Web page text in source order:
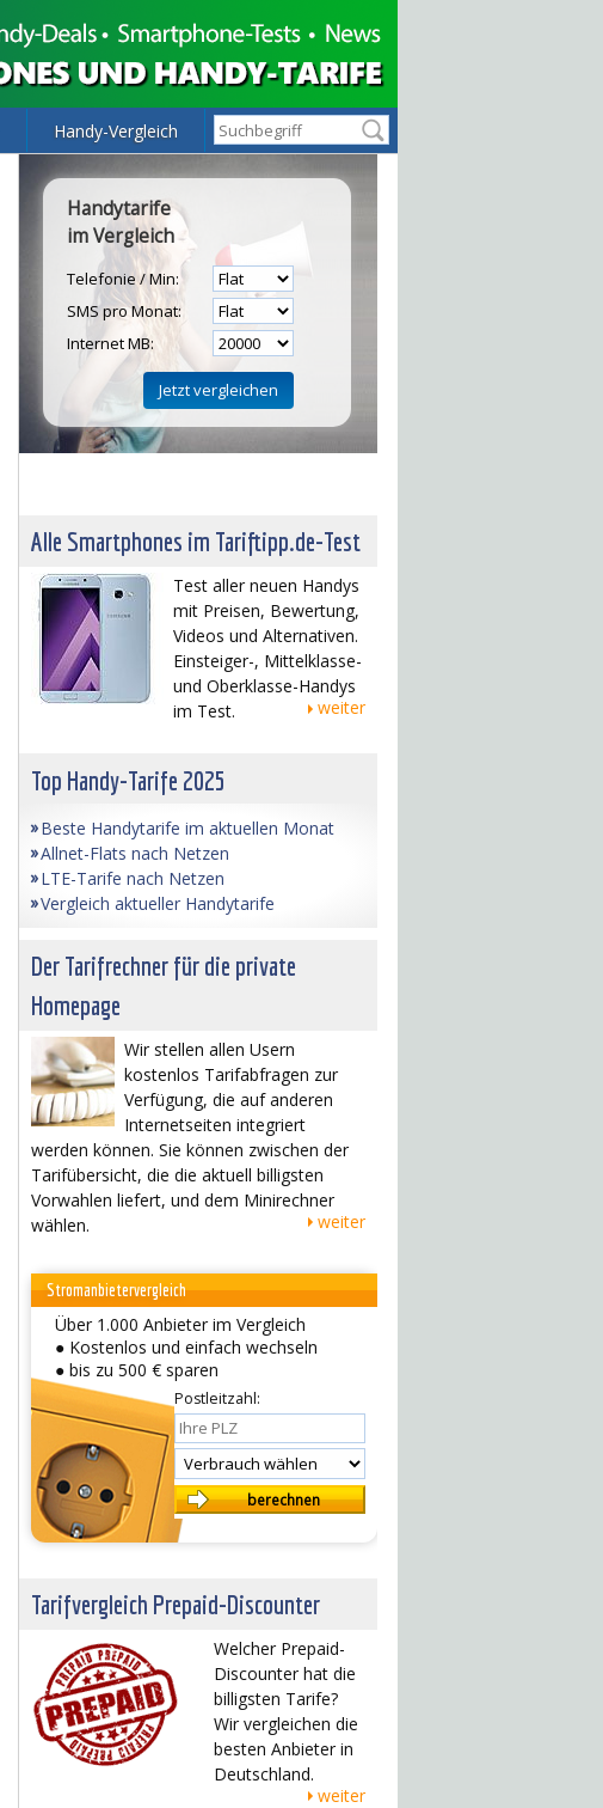
Handy-Vergleich
Handytarife
im Vergleich
Telefonie / Min:
SMS pro Monat:
Internet MB:
Alle Smartphones im Tariftipp.de-Test
Test aller neuen Handys
mit Preisen, Bewertung,
Videos und Alternativen.
Einsteiger-, Mittelklasse-
und Oberklasse-Handys
im Test.
weiter
Top Handy-Tarife 2025
Beste Handytarife im aktuellen Monat
Allnet-Flats nach Netzen
LTE-Tarife nach Netzen
Vergleich aktueller Handytarife
Der Tarifrechner für die private
Homepage
Wir stellen allen Usern
kostenlos Tarifabfragen zur
Verfügung, die auf anderen
Internetseiten integriert
werden können. Sie können zwischen der
Tarifübersicht, die die aktuell billigsten
Vorwahlen liefert, und dem Minirechner
wählen.
weiter
Stromanbietervergleich
Über 1.000 Anbieter im Vergleich
● Kostenlos und einfach wechseln
● bis zu 500 € sparen
Postleitzahl:
Tarifvergleich Prepaid-Discounter
Welcher Prepaid-
Discounter hat die
billigsten Tarife?
Wir vergleichen die
besten Anbieter in
Deutschland.
weiter